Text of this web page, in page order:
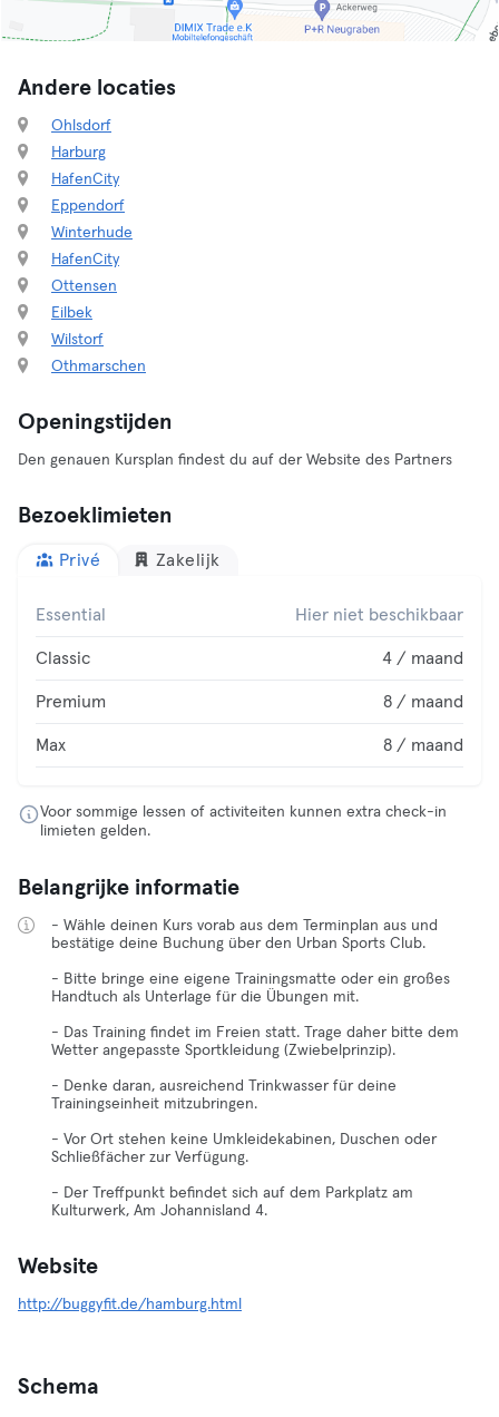
Andere locaties
Ohlsdorf
Harburg
HafenCity
Eppendorf
Winterhude
HafenCity
Ottensen
Eilbek
Wilstorf
Othmarschen
Openingstijden
Den genauen Kursplan findest du auf der Website des Partners
Bezoeklimieten
Privé Zakelijk
Essential Hier niet beschikbaar
Classic 4 / maand
Premium 8 / maand
Max 8 / maand
Voor sommige lessen of activiteiten kunnen extra check-in
limieten gelden.
Belangrijke informatie
- Wähle deinen Kurs vorab aus dem Terminplan aus und
bestätige deine Buchung über den Urban Sports Club.
- Bitte bringe eine eigene Trainingsmatte oder ein großes
Handtuch als Unterlage für die Übungen mit.
- Das Training findet im Freien statt. Trage daher bitte dem
Wetter angepasste Sportkleidung (Zwiebelprinzip).
- Denke daran, ausreichend Trinkwasser für deine
Trainingseinheit mitzubringen.
- Vor Ort stehen keine Umkleidekabinen, Duschen oder
Schließfächer zur Verfügung.
- Der Treffpunkt befindet sich auf dem Parkplatz am
Kulturwerk, Am Johannisland 4.
Website
http://buggyfit.de/hamburg.html
Schema